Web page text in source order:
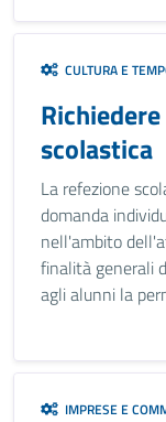
CULTURA E
scolastica
La refezione
domanda
nell'ambito
finalità generali
agli alunni la
IMPRESE E